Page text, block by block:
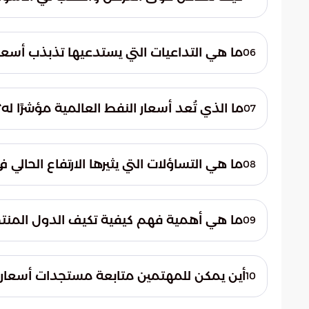
الأسعار. هذه العوامل تعمل معًا على رسم
محركًا رئيسيًا لتغيرات الأسعار، حيث أن أي
يمكن أن يؤدي إلى تقلبات سريعة وواضحة
06ما هي التداعيات التي يستدعيها تذبذب
تثير تساؤلات محورية حول التوازنات
تكيّف الدول المنتجة والمستهلكة للطاقة
07ما الذي تُعد أسعار النفط العالمية مؤشرًا
يشير إلى تأثيرات واسعة النطاق تتجاوز
العوامل المؤثرة على الاقتصاد العالمي ككل.
08ما هي التساؤلات التي يثيرها الارتفاع
لاستراتيجيات الدول. كما تتساءل عن
للتكيف مع التحولات العالمية والبحث عن
09ما هي أهمية فهم كيفية تكيف الدول
مشهد الطاقة العالمي. هذا التكيف محوري
لمواجهة التحديات المستقبلية المتعلقة
10أين يمكن للمهتمين متابعة مستجدات أسعار